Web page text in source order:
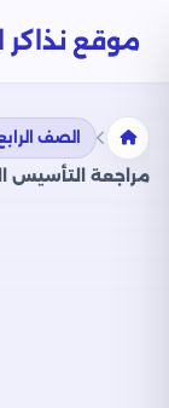
موقع نذاكر
الصف